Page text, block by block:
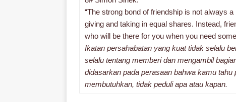
“The strong bond of friendship is not always
giving and taking in equal shares. Instead,
who will be there for you when you need
Ikatan persahabatan yang kuat tidak selalu
selalu tentang memberi dan mengambil
didasarkan pada perasaan bahwa kamu
membutuhkan, tidak peduli apa atau kapan.